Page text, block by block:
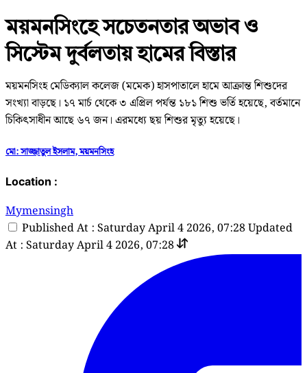
ময়মনসিংহে সচেতনতার অভাব ও
সিস্টেম দুর্বলতায় হামের বিস্তার
ময়মনসিংহ মেডিক‌্যাল কলেজ (মমেক) হাসপাতালে হামে আক্রান্ত শিশুদের
সংখ্যা বাড়ছে। ১৭ মার্চ থেকে ৩ এপ্রিল পর্যন্ত ১৮১ শিশু ভর্তি হয়েছে, বর্তমানে
চিকিৎসাধীন আছে ৬৭ জন। এরমধ্যে ছয় শিশুর মৃত্যু হয়েছে।
মো: সাজ্জাতুল ইসলাম, ময়মনসিংহ
Location :
Mymensingh
Published At : Saturday April 4 2026, 07:28Updated
At : Saturday April 4 2026, 07:28